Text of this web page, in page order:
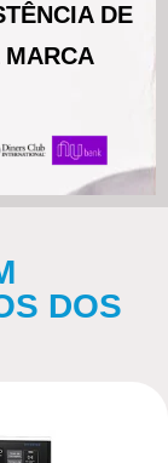
DE
MARCA
DOS